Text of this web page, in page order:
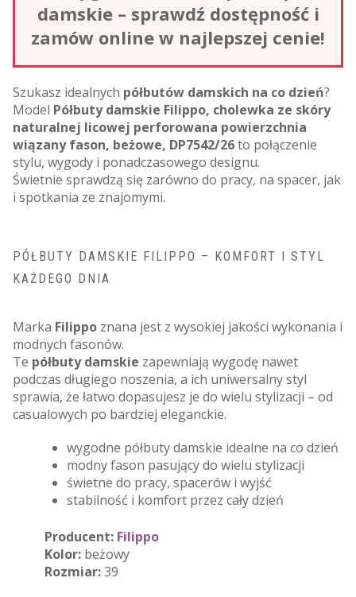
damskie – sprawdź dostępność i
zamów online w najlepszej cenie!
Szukasz idealnych półbutów damskich na co dzień?
Model Półbuty damskie Filippo, cholewka ze skóry
naturalnej licowej perforowana powierzchnia
wiązany fason, beżowe, DP7542/26to połączenie
stylu, wygody i ponadczasowego designu.
Świetnie sprawdzą się zarówno do pracy, na spacer, jak
i spotkania ze znajomymi.
PÓŁBUTY DAMSKIE FILIPPO – KOMFORT I STYL
KAŻDEGO DNIA
Marka Filippo znana jest z wysokiej jakości wykonania i
modnych fasonów.
Te półbuty damskie zapewniają wygodę nawet
podczas długiego noszenia, a ich uniwersalny styl
sprawia, że łatwo dopasujesz je do wielu stylizacji – od
casualowych po bardziej eleganckie.
wygodne półbuty damskie idealne na co dzień
modny fason pasujący do wielu stylizacji
świetne do pracy, spacerów i wyjść
stabilność i komfort przez cały dzień
Producent: Filippo
Kolor: beżowy
Rozmiar:39